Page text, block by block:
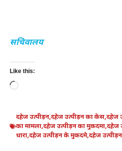
सचिवालय
Like this:
Loading…
दहेज उत्पीड़न,दहेज उत्पीड़न का केस,दहेज
का मामला,दहेज उत्पीड़न का मुकदमा,दहेज
धारा,दहेज उत्पीड़न के मुकदमे,दहेज